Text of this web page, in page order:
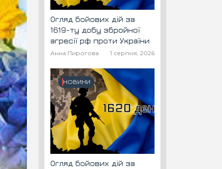
Огляд бойових дій за
1619-ту добу збройної
агресії рф проти України
Анна Пирогова 1 серпня, 2026
НОВИНИ
Огляд бойових дій за